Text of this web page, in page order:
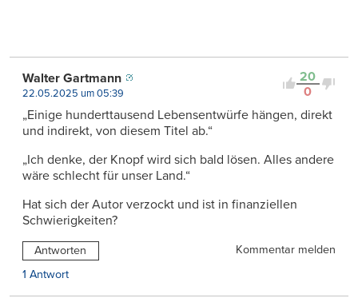
20
0
Walter Gartmann
22.05.2025 um 05:39
„Einige hunderttausend Lebensentwürfe hängen, direkt
und indirekt, von diesem Titel ab.“
„Ich denke, der Knopf wird sich bald lösen. Alles andere
wäre schlecht für unser Land.“
Hat sich der Autor verzockt und ist in finanziellen
Schwierigkeiten?
Antworten
Kommentar melden
1 Antwort